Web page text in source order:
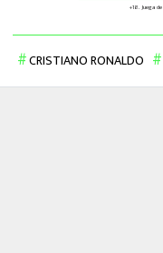
CRISTIANO RONALDO